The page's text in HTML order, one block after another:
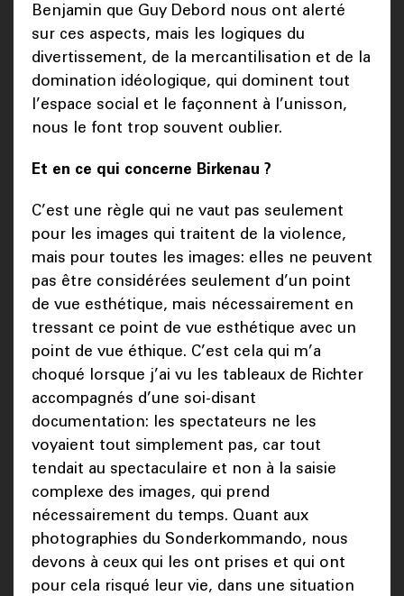
Benjamin que Guy Debord nous ont alerté
sur ces aspects, mais les logiques du
divertissement, de la mercantilisation et de la
domination idéologique, qui dominent tout
l’espace social et le façonnent à l’unisson,
nous le font trop souvent oublier.
Et en ce qui concerne Birkenau ?
C’est une règle qui ne vaut pas seulement
pour les images qui traitent de la violence,
mais pour toutes les images: elles ne peuvent
pas être considérées seulement d’un point
de vue esthétique, mais nécessairement en
tressant ce point de vue esthétique avec un
point de vue éthique. C’est cela qui m’a
choqué lorsque j’ai vu les tableaux de Richter
accompagnés d’une soi-disant
documentation: les spectateurs ne les
voyaient tout simplement pas, car tout
tendait au spectaculaire et non à la saisie
complexe des images, qui prend
nécessairement du temps. Quant aux
photographies du Sonderkommando, nous
devons à ceux qui les ont prises et qui ont
pour cela risqué leur vie, dans une situation